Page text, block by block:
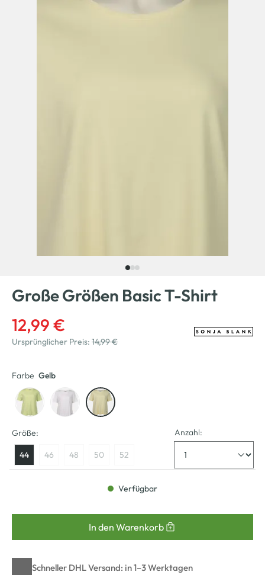
Große Größen Basic T-Shirt
12,99 €
Ursprünglicher Preis: 14,99 €
Farbe Gelb
Größe:
44 46 48 50 52
Anzahl:
Verfügbar
In den Warenkorb
Schneller DHL Versand: in 1–3 Werktagen